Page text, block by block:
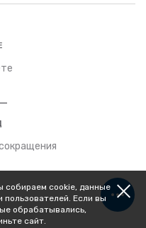
собираем cookie, данные
пользователей. Если вы
обрабатывались,
сайт.